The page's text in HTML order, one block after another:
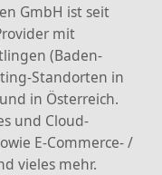
GmbH ist seit
mit
(Baden-
Standorten in
in Österreich.
und Cloud-
E-Commerce- /
vieles mehr.